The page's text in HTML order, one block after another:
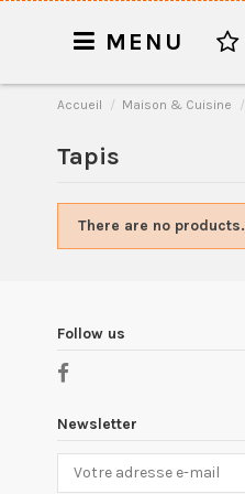
MENU
Accueil Maison & Cuisine
Tapis
There are no products.
Follow us
Newsletter